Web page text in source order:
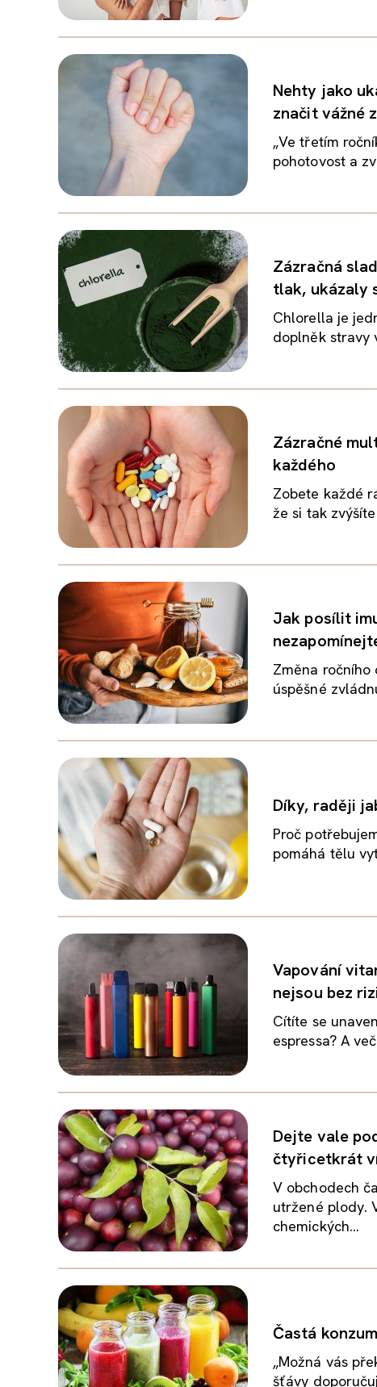
Nehty jako
značit vážné
„Ve třetím
pohotovost a
Zázračná
tlak, ukázaly
Chlorella je
doplněk stravy
Zázračné
každého
Zobete každé
že si tak
Jak posílit
Změna ročního
úspěšné
Díky, raději
Proč
pomáhá tělu
Vapování
nejsou bez
Cítíte se
espressa? A
Dejte vale
čtyřicetkrát
V obchodech
utržené plody.
chemických...
Častá
„Možná vás
šťávy